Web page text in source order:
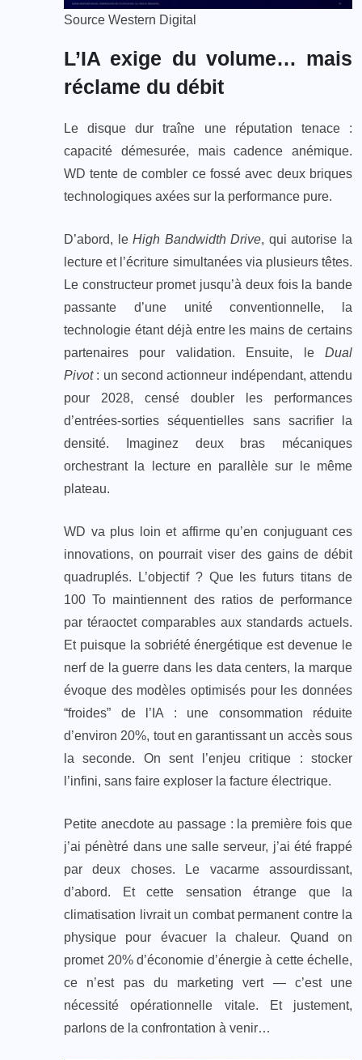
Source Western Digital
L’IA exige du volume… mais
réclame du débit
Le disque dur traîne une réputation tenace :
capacité démesurée, mais cadence anémique.
WD tente de combler ce fossé avec deux briques
technologiques axées sur la performance pure.
D’abord, leHigh Bandwidth Drive, qui autorise la
lecture et l’écriture simultanées via plusieurs têtes.
Le constructeur promet jusqu’à deux fois la bande
passante d’une unité conventionnelle, la
technologie étant déjà entre les mains de certains
partenaires pour validation. Ensuite, le Dual
Pivot: un second actionneur indépendant, attendu
pour 2028, censé doubler les performances
d’entrées-sorties séquentielles sans sacrifier la
densité. Imaginez deux bras mécaniques
orchestrant la lecture en parallèle sur le même
plateau.
WD va plus loin et affirme qu’en conjuguant ces
innovations, on pourrait viser des gains de débit
quadruplés. L’objectif ? Que les futurs titans de
100 To maintiennent des ratios de performance
par téraoctet comparables aux standards actuels.
Et puisque la sobriété énergétique est devenue le
nerf de la guerre dans les data centers, la marque
évoque des modèles optimisés pour les données
“froides” de l’IA : une consommation réduite
d’environ 20%, tout en garantissant un accès sous
la seconde. On sent l’enjeu critique : stocker
l’infini, sans faire exploser la facture électrique.
Petite anecdote au passage : la première fois que
j’ai pénètré dans une salle serveur, j’ai été frappé
par deux choses. Le vacarme assourdissant,
d’abord. Et cette sensation étrange que la
climatisation livrait un combat permanent contre la
physique pour évacuer la chaleur. Quand on
promet 20% d’économie d’énergie à cette échelle,
ce n’est pas du marketing vert — c’est une
nécessité opérationnelle vitale. Et justement,
parlons de la confrontation à venir…